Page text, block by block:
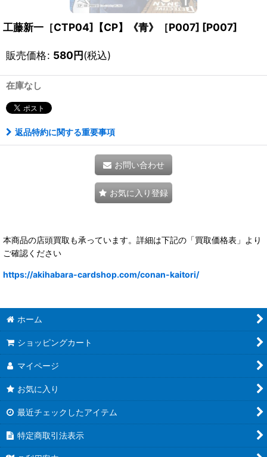
工藤新一［CTP04]【CP】《青》［P007] [P007]
販売価格: 580円(税込)
在庫なし
返品特約に関する重要事項
お問い合わせ
お気に入り登録
本商品の店頭買取も承っています。詳細は下記の「買取価格表」より
ご確認ください
https://akihabara-cardshop.com/conan-kaitori/
ホーム
ショッピングカート
マイページ
お気に入り
最近チェックしたアイテム
特定商取引法表示